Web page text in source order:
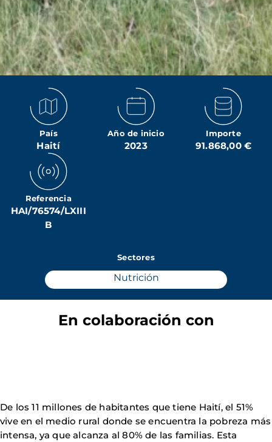
País
Haití
Año de inicio
2023
Importe
91.868,00 €
Referencia
HAI/76574/LXIII
B
Sectores
Nutrición
En colaboración con
De los 11 millones de habitantes que tiene Haití, el 51%
vive en el medio rural donde se encuentra la pobreza más
intensa, ya que alcanza al 80% de las familias. Esta